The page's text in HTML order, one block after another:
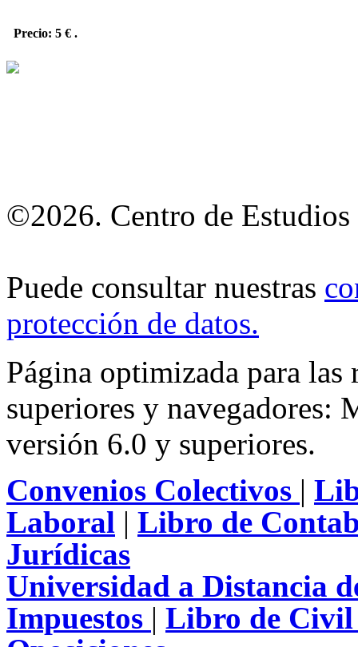
Precio: 5 € .
©2026. Centro de Estudios
Puede consultar nuestras
protección de datos.
Página optimizada para
superiores y
versión 6.0 y superiores.
Convenios Colectivos |
Laboral | Libro de
Jurídicas
Universidad a Distancia
Impuestos | Libro de